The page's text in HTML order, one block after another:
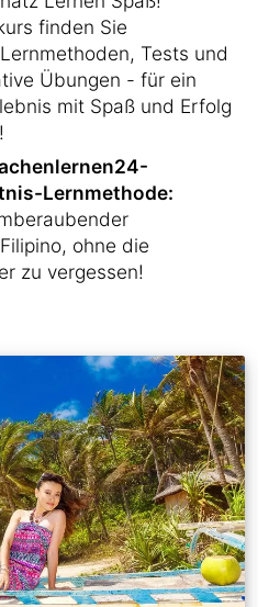
finden Sie
Tests und
Übungen - für ein
mit Spaß und Erfolg
Lernmethode:
ohne die
zu vergessen!